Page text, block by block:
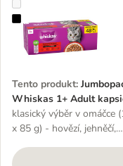
Jumbopack Whiskas
Tento produkt:
Whiskas 1+ Adult
144 x 85 g
klasický výběr v omáčce
x 85 g) - hovězí, jehněčí,